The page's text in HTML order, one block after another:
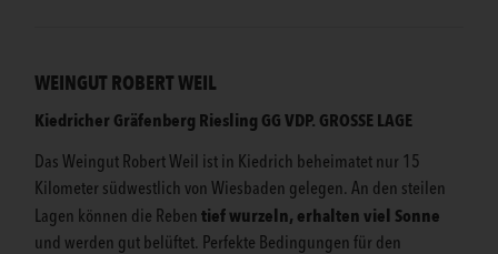
WEINGUT ROBERT WEIL
Kiedricher Gräfenberg Riesling GG VDP. GROSSE LAGE
Das Weingut Robert Weil ist in Kiedrich beheimatet nur 15
Kilometer südwestlich von Wiesbaden gelegen. An den steilen
Lagen können die Reben tief wurzeln, erhalten viel Sonne
und werden gut belüftet. Perfekte Bedingungen für den